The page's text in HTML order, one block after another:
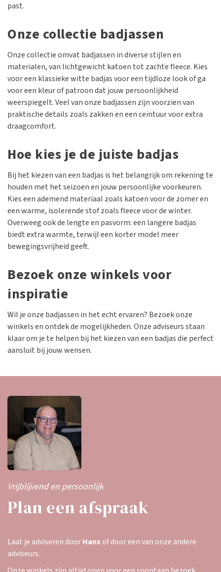
past.
Onze collectie badjassen
Onze collectie omvat badjassen in diverse stijlen en
materialen, van lichtgewicht katoen tot zachte fleece. Kies
voor een klassieke witte badjas voor een tijdloze look of ga
voor een kleur of patroon dat jouw persoonlijkheid
weerspiegelt. Veel van onze badjassen zijn voorzien van
praktische details zoals zakken en een ceintuur voor extra
draagcomfort.
Hoe kies je de juiste badjas
Bij het kiezen van een badjas is het belangrijk om rekening te
houden met het seizoen en jouw persoonlijke voorkeuren.
Kies een ademend materiaal zoals katoen voor de zomer en
een warme, isolerende stof zoals fleece voor de winter.
Overweeg ook de lengte en pasvorm: een langere badjas
biedt extra warmte, terwijl een korter model meer
bewegingsvrijheid geeft.
Bezoek onze winkels voor
inspiratie
Wil je onze badjassen in het echt ervaren? Bezoek onze
winkels en ontdek de mogelijkheden. Onze adviseurs staan
klaar om je te helpen bij het kiezen van een badjas die perfect
aansluit bij jouw wensen.
Vrijblijvend en persoonlijk
Plan een afspraak
Laat je adviseren doorHans of door een van onze andere
adviseurs.